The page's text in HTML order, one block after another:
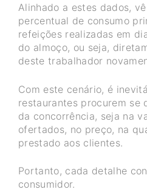
Alinhado a estes dados,
percentual de consumo
refeições realizadas em
do almoço, ou seja,
deste trabalhador
Com este cenário, é
restaurantes procurem se
da concorrência, seja na
ofertados, no preço, na
prestado aos clientes.
Portanto, cada detalhe
consumidor.